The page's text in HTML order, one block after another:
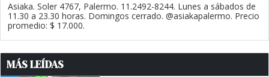
Asiaka. Soler 4767, Palermo. 11.2492-8244. Lunes a sábados de
11.30 a 23.30 horas. Domingos cerrado. @asiakapalermo. Precio
promedio: $ 17.000.
MÁS LEÍDAS